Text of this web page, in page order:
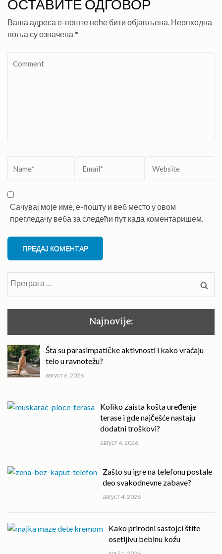
ОСТАВИТЕ ОДГОВОР
Ваша адреса е-поште неће бити објављена. Неопходна
поља су означена *
Сачувај моје име, е-пошту и веб место у овом
прегледачу веба за следећи пут када коментаришем.
Najnovije:
Šta su parasimpatičke aktivnosti i kako vraćaju
telo u ravnotežu?
август 6, 2026
Koliko zaista košta uređenje
terase i gde najčešće nastaju
dodatni troškovi?
август 4, 2026
Zašto su igre na telefonu postale
deo svakodnevne zabave?
август 4, 2026
Kako prirodni sastojci štite
osetljivu bebinu kožu